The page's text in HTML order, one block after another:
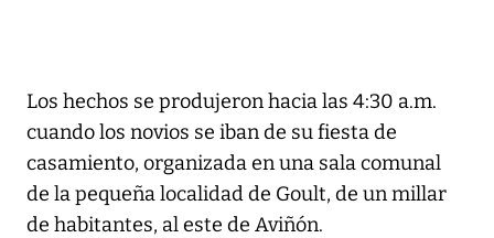
Los hechos se produjeron hacia las 4:30 a.m.
cuando los novios se iban de su fiesta de
casamiento, organizada en una sala comunal
de la pequeña localidad de Goult, de un millar
de habitantes, al este de Aviñón.